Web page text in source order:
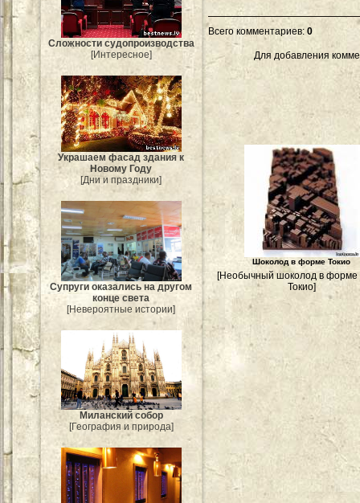
Сложности судопроизводства
[Интересное]
Украшаем фасад здания к
Новому Году
[Дни и праздники]
Супруги оказались на другом
конце света
[Невероятные истории]
Миланский собор
[География и природа]
Всего комментариев: 0
Для добавления
Шоколод в форме Токио
[Необычный шоколод в форме
Токио]